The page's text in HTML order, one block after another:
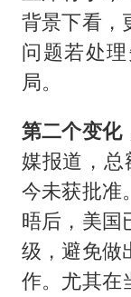
背景下看，
问题若处
局。
第二个变化
媒报道，总
今未获批准
晤后，美国
级，避免做
作。尤其在